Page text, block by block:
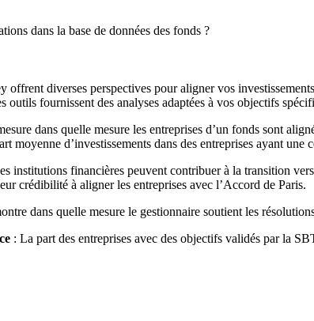
dans la base de données des fonds ?
diverses perspectives pour aligner vos
fournissent des analyses adaptées à vos objectifs
dans quelle mesure les entreprises d’un fonds sont
moyenne d’investissements dans des entreprises ayant une
institutions financières peuvent contribuer à la transition
crédibilité à aligner les entreprises avec l’Accord de Paris.
dans quelle mesure le gestionnaire soutient les
: La part des entreprises avec des objectifs validés par la